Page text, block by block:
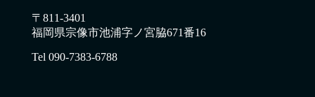
〒811-3401
福岡県宗像市池浦字ノ宮脇671番16
Tel 090-7383-6788